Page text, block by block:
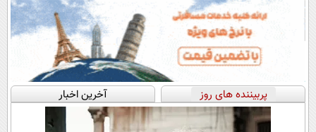
پربیننده های روز آخرین اخبار